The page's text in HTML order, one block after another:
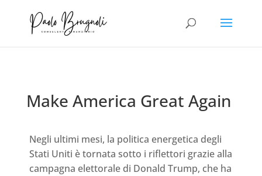
Make America Great Again
Negli ultimi mesi, la politica energetica degli
Stati Uniti è tornata sotto i riflettori grazie alla
campagna elettorale di Donald Trump, che ha